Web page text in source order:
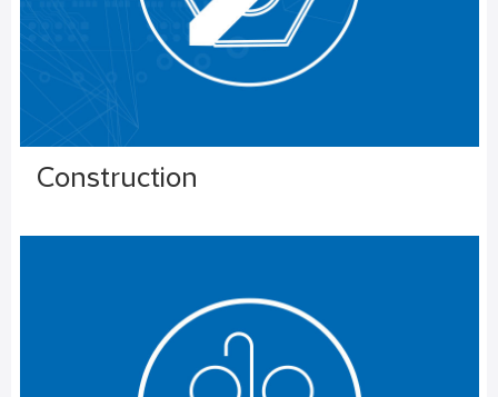
Construction